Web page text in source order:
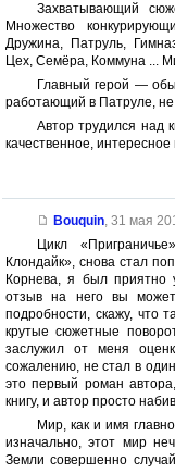
Захватывающий
Множество
Дружина, Патруль,
Цех, Семёра, Коммуна ...
Главный герой —
работающий в Патруле,
Автор трудился над
качественное,
Bouquin, 31 мая
Цикл
Клондайк», снова стал
Корнева, я был
отзыв на него вы
подробности, скажу, что
крутые сюжетные
заслужил от меня
сожалению, не стал в
это первый роман
книгу, и автор просто
Мир, как и имя
изначально, этот мир
Земли совершенно